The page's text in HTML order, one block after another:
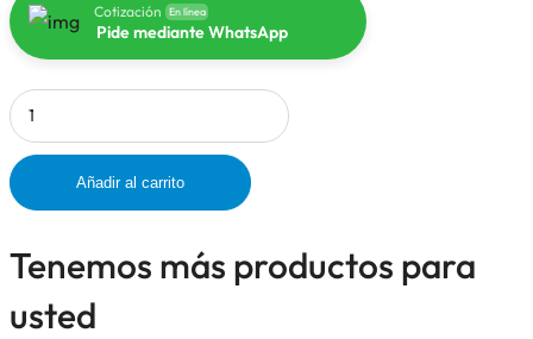
Cotización En línea
Pide mediante WhatsApp
Añadir al carrito
Tenemos más productos para
usted